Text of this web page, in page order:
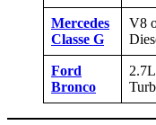
Mercedes
Classe G
V8
Ford
Bronco